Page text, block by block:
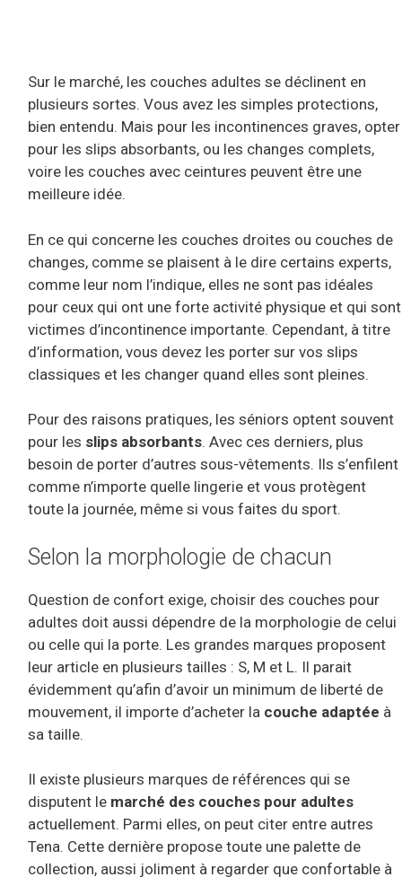
Sur le marché, les couches adultes se déclinent en
plusieurs sortes. Vous avez les simples protections,
bien entendu. Mais pour les incontinences graves, opter
pour les slips absorbants, ou les changes complets,
voire les couches avec ceintures peuvent être une
meilleure idée.
En ce qui concerne les couches droites ou couches de
changes, comme se plaisent à le dire certains experts,
comme leur nom l’indique, elles ne sont pas idéales
pour ceux qui ont une forte activité physique et qui sont
victimes d’incontinence importante. Cependant, à titre
d’information, vous devez les porter sur vos slips
classiques et les changer quand elles sont pleines.
Pour des raisons pratiques, les séniors optent souvent
pour les slips absorbants. Avec ces derniers, plus
besoin de porter d’autres sous-vêtements. Ils s’enfilent
comme n’importe quelle lingerie et vous protègent
toute la journée, même si vous faites du sport.
Selon la morphologie de chacun
Question de confort exige, choisir des couches pour
adultes doit aussi dépendre de la morphologie de celui
ou celle qui la porte. Les grandes marques proposent
leur article en plusieurs tailles : S, M et L. Il parait
évidemment qu’afin d’avoir un minimum de liberté de
mouvement, il importe d’acheter la couche adaptée à
sa taille.
Il existe plusieurs marques de références qui se
disputent le marché des couches pour adultes
actuellement. Parmi elles, on peut citer entre autres
Tena. Cette dernière propose toute une palette de
collection, aussi joliment à regarder que confortable à